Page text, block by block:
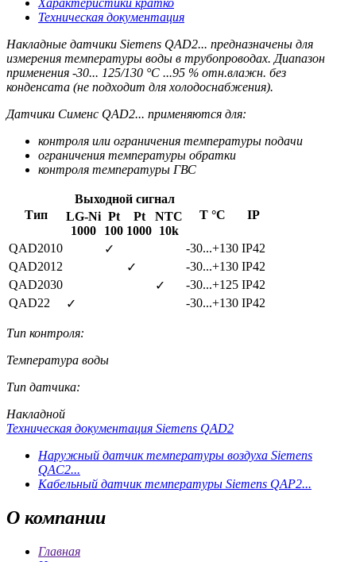
Характеристики кратко
Техническая документация
Накладные датчики Siemens QAD2... предназначены для
измерения температуры воды в трубопроводах. Диапазон
применения -30... 125/130 °С ...95 % отн.влажн. без
конденсата (не подходит для холодоснабжения).
Датчики Сименс QAD2... применяются для:
контроля или ограничения температуры подачи
ограничения температуры обратки
контроля температуры ГВС
Тип
Выходной сигнал
Т °C
IP
LG-Ni
1000
Pt
100
Pt
1000
NTC
10k
QAD2010
✓ -30...+130 IP42
QAD2012
✓ -30...+130 IP42
QAD2030
✓ -30...+125 IP42
QAD22
✓ -30...+130 IP42
Тип контроля:
Температура воды
Тип датчика:
Накладной
Техническая документация Siemens QAD2
Наружный датчик температуры воздуха Siemens
QAC2...
Кабельный датчик температуры Siemens QAP2...
О компании
Главная